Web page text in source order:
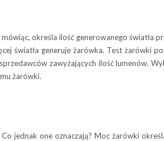
określa ilość generowanego światła
światła generuje żarówka. Test żarówki
zawyżających ilość lumenów.
żarówki.
jednak one oznaczają? Moc żarówki